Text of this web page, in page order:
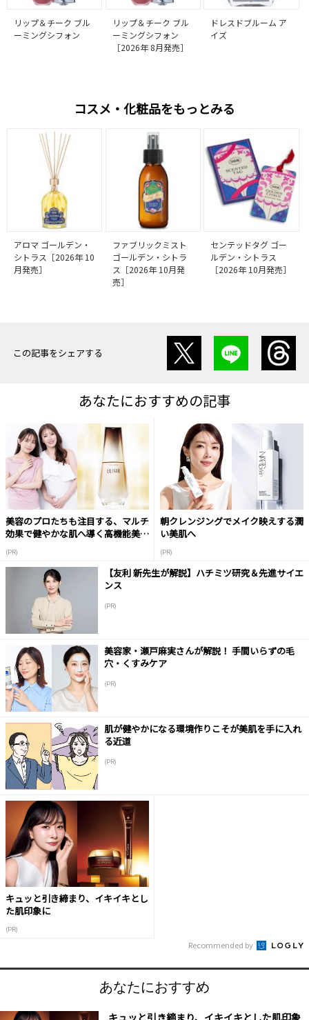
リップ＆チーク ブル
ーミングシフォン
リップ＆チーク ブル
ーミングシフォン
［2026年 8月発売］
ドレスドブルーム ア
イズ
コスメ・化粧品をもっとみる
アロマ ゴールデン・
シトラス［2026年 10
月発売］
ファブリックミスト
ゴールデン・シトラ
ス［2026年 10月発
売］
センテッドタグ ゴー
ルデン・シトラス
［2026年 10月発売］
この記事をシェアする
あなたにおすすめの記事
美容のプロたちも注目する、マルチ
効果で健やかな肌へ導く高機能美容
(PR)
朝クレンジングでメイク映えする潤
い美肌へ
(PR)
【友利 新先生が解説】ハチミツ研究＆先進サイエ
ンス
(PR)
美容家・瀬戸麻実さんが解説！ 手間いらずの毛
穴・くすみケア
(PR)
肌が健やかになる環境作りこそが美肌を手に入れ
る近道
(PR)
キュッと引き締まり、イキイキとし
た肌印象に
(PR)
Recommended by
あなたにおすすめ